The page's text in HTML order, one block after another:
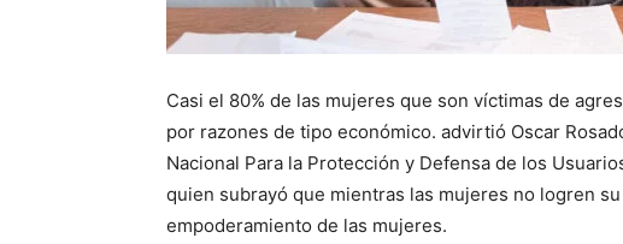
Casi el 80% de las mujeres que son víctimas de
por razones de tipo económico. advirtió Oscar
Nacional Para la Protección y Defensa de los
quien subrayó que mientras las mujeres no logren
empoderamiento de las mujeres.